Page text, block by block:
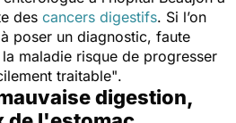
des cancers digestifs. Si l’on
poser un diagnostic, faute
maladie risque de progresser
traitable".
digestion,